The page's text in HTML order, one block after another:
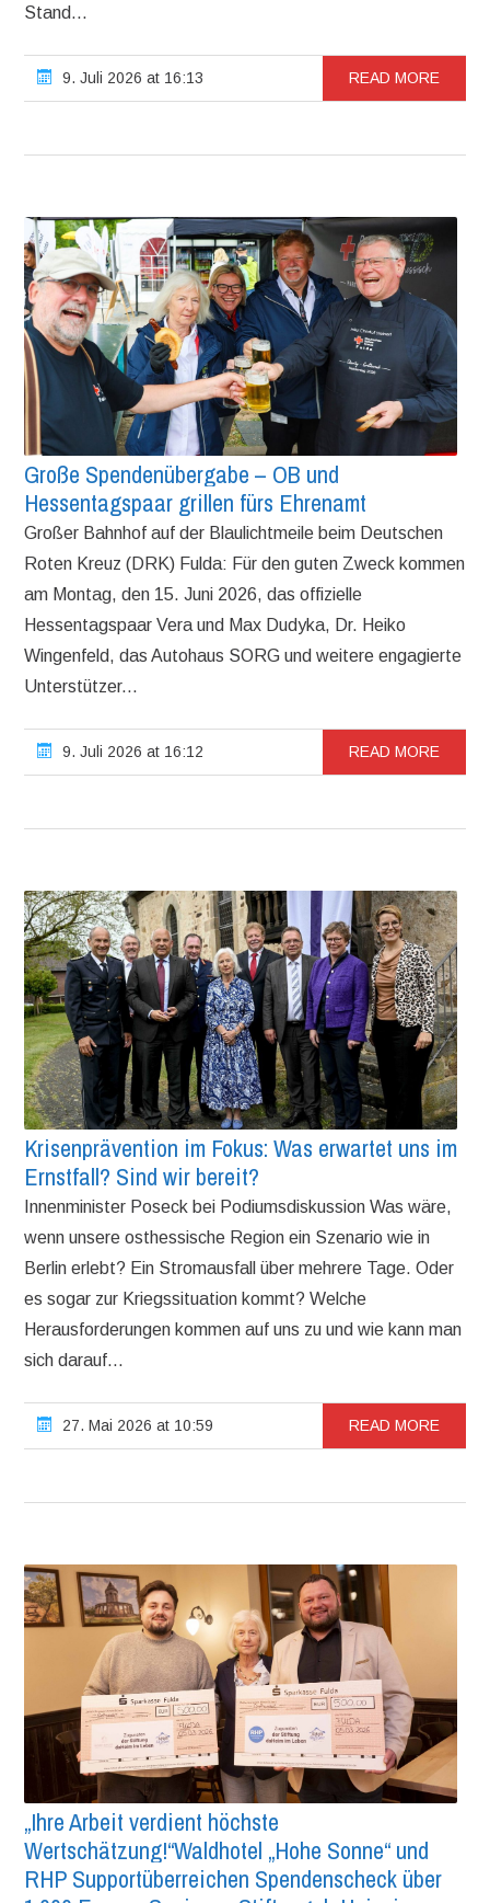
Stand...
9. Juli 2026 at 16:13 READ MORE
Große Spendenübergabe – OB und
Hessentagspaar grillen fürs Ehrenamt
Großer Bahnhof auf der Blaulichtmeile beim Deutschen
Roten Kreuz (DRK) Fulda: Für den guten Zweck kommen
am Montag, den 15. Juni 2026, das offizielle
Hessentagspaar Vera und Max Dudyka, Dr. Heiko
Wingenfeld, das Autohaus SORG und weitere engagierte
Unterstützer...
9. Juli 2026 at 16:12 READ MORE
Krisenprävention im Fokus: Was erwartet uns im
Ernstfall? Sind wir bereit?
Innenminister Poseck bei Podiumsdiskussion Was wäre,
wenn unsere osthessische Region ein Szenario wie in
Berlin erlebt? Ein Stromausfall über mehrere Tage. Oder
es sogar zur Kriegssituation kommt? Welche
Herausforderungen kommen auf uns zu und wie kann man
sich darauf...
27. Mai 2026 at 10:59 READ MORE
„Ihre Arbeit verdient höchste
Wertschätzung!“Waldhotel „Hohe Sonne“ und
RHP Supportüberreichen Spendenscheck über